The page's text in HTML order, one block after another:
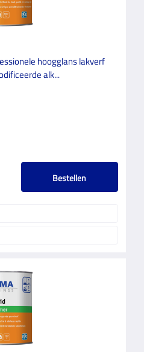
hoogglans lakverf
alk...
Bestellen